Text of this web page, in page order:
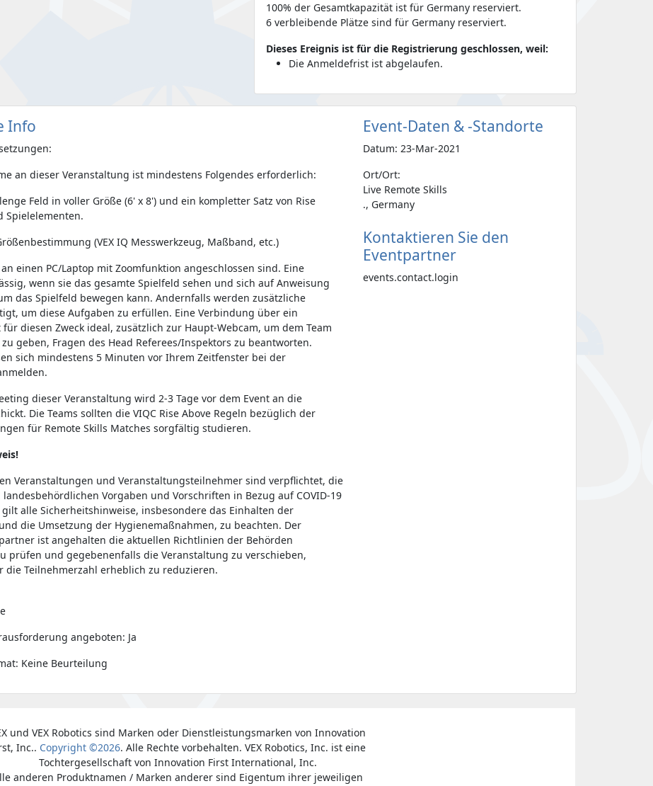
100% der Gesamtkapazität ist für Germany reserviert.
6 verbleibende Plätze sind für Germany reserviert.
Dieses Ereignis ist für die Registrierung geschlossen, weil:
Die Anmeldefrist ist abgelaufen.
Info
an dieser Veranstaltung ist mindestens Folgendes erforderlich:
Feld in voller Größe (6' x 8') und ein kompletter Satz von Rise
Spielelementen.
(VEX IQ Messwerkzeug, Maßband, etc.)
einen PC/Laptop mit Zoomfunktion angeschlossen sind. Eine
wenn sie das gesamte Spielfeld sehen und sich auf Anweisung
das Spielfeld bewegen kann. Andernfalls werden zusätzliche
um diese Aufgaben zu erfüllen. Eine Verbindung über ein
diesen Zweck ideal, zusätzlich zur Haupt-Webcam, um dem Team
geben, Fragen des Head Referees/Inspektors zu beantworten.
sich mindestens 5 Minuten vor Ihrem Zeitfenster bei der
dieser Veranstaltung wird 2-3 Tage vor dem Event an die
Die Teams sollten die VIQC Rise Above Regeln bezüglich der
für Remote Skills Matches sorgfältig studieren.
Veranstaltungen und Veranstaltungsteilnehmer sind verpflichtet, die
Vorgaben und Vorschriften in Bezug auf COVID-19
alle Sicherheitshinweise, insbesondere das Einhalten der
die Umsetzung der Hygienemaßnahmen, zu beachten. Der
ist angehalten die aktuellen Richtlinien der Behörden
prüfen und gegebenenfalls die Veranstaltung zu verschieben,
die Teilnehmerzahl erheblich zu reduzieren.
angeboten: Ja
Keine Beurteilung
Event-Daten & -Standorte
Datum: 23-Mar-2021
Ort/Ort:
Live Remote Skills
., Germany
Kontaktieren Sie den
Eventpartner
events.contact.login
und VEX Robotics sind Marken oder Dienstleistungsmarken von Innovation
Inc.. Copyright ©2026. Alle Rechte vorbehalten. VEX Robotics, Inc. ist eine
Tochtergesellschaft von Innovation First International, Inc.
anderen Produktnamen / Marken anderer sind Eigentum ihrer jeweiligen